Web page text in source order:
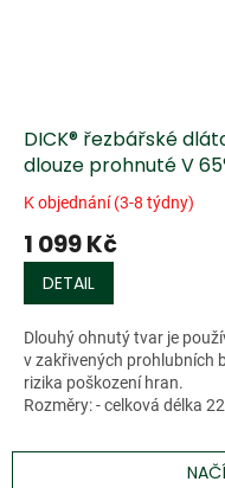
DICK® řezbářské
dlouze prohnuté V
profil 42
K objednání (3-8 týdny)
1 099 Kč
DETAIL
Dlouhý ohnutý tvar je
v zakřivených prohlubních
rizika poškození hran.
Rozměry: - celková délka